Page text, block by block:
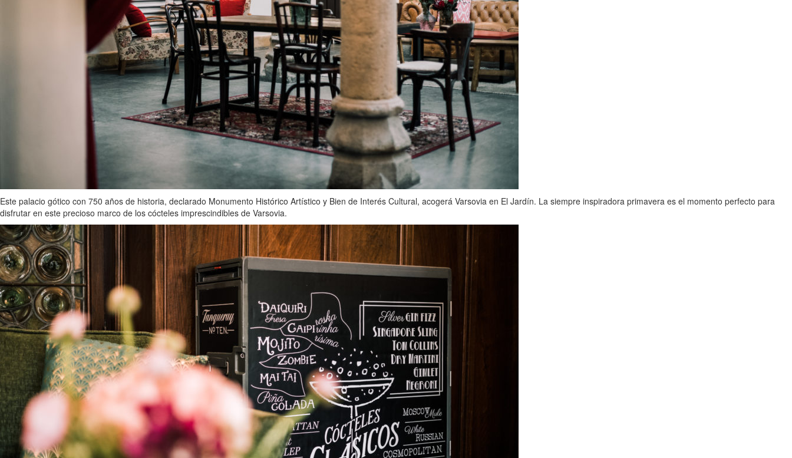
Este palacio gótico con 750 años de historia, declarado Monumento Histórico Artístico y Bien de Interés Cultural, acogerá Varsovia en El Jardín. La siempre inspiradora primavera es el momento perfecto para
disfrutar en este precioso marco de los cócteles imprescindibles de Varsovia.